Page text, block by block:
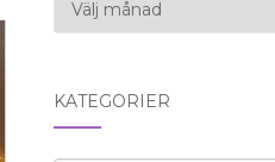
KATEGORIER